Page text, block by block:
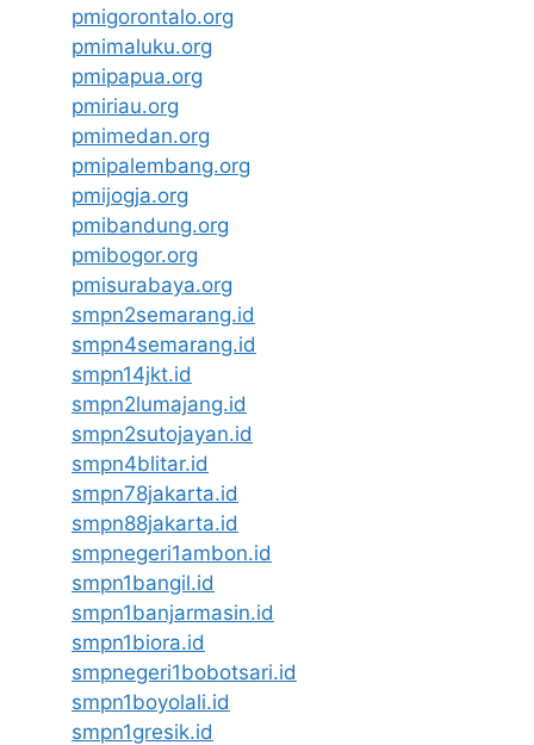
pmigorontalo.org
pmimaluku.org
pmipapua.org
pmiriau.org
pmimedan.org
pmipalembang.org
pmijogja.org
pmibandung.org
pmibogor.org
pmisurabaya.org
smpn2semarang.id
smpn4semarang.id
smpn14jkt.id
smpn2lumajang.id
smpn2sutojayan.id
smpn4blitar.id
smpn78jakarta.id
smpn88jakarta.id
smpnegeri1ambon.id
smpn1bangil.id
smpn1banjarmasin.id
smpn1biora.id
smpnegeri1bobotsari.id
smpn1boyolali.id
smpn1gresik.id